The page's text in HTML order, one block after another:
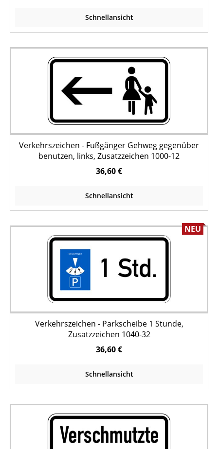
Schnellansicht
Verkehrszeichen - Fußgänger Gehweg gegenüber
benutzen, links, Zusatzzeichen 1000-12
36,60 €
Schnellansicht
NEU
Verkehrszeichen - Parkscheibe 1 Stunde,
Zusatzzeichen 1040-32
36,60 €
Schnellansicht